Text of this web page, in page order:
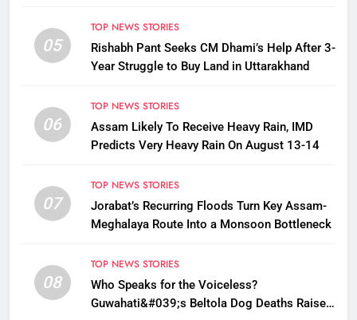
05
TOP NEWS STORIES
Rishabh Pant Seeks CM Dhami’s Help After 3-
Year Struggle to Buy Land in Uttarakhand
06
TOP NEWS STORIES
Assam Likely To Receive Heavy Rain, IMD
Predicts Very Heavy Rain On August 13-14
07
TOP NEWS STORIES
Jorabat’s Recurring Floods Turn Key Assam-
Meghalaya Route Into a Monsoon Bottleneck
08
TOP NEWS STORIES
Who Speaks for the Voiceless?
Guwahati&#039;s Beltola Dog Deaths Raise